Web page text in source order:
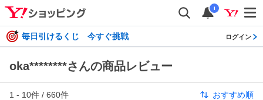
i
毎日引けるくじ 今すぐ挑戦 ログイン
oka********さんの商品レビュー
1 - 10件 / 660件 おすすめ順